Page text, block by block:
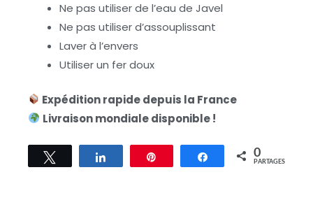
Ne pas utiliser de l’eau de Javel
Ne pas utiliser d’assouplissant
Laver à l’envers
Utiliser un fer doux
Expédition rapide depuis la France
Livraison mondiale disponible !
Tweetez Partagez Partagez 0
PARTAGES